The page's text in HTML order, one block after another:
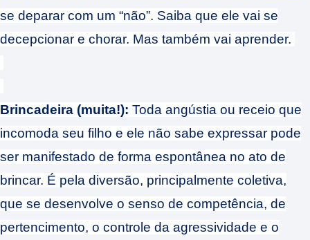
se deparar com um “não”. Saiba que ele vai se
decepcionar e chorar. Mas também vai aprender.
Brincadeira (muita!): Toda angústia ou receio que
incomoda seu filho e ele não sabe expressar pode
ser manifestado de forma espontânea no ato de
brincar. É pela diversão, principalmente coletiva,
que se desenvolve o senso de competência, de
pertencimento, o controle da agressividade e o